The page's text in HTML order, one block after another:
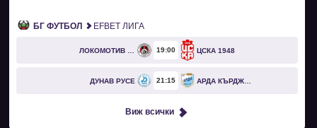
БГ ФУТБОЛ EFBET ЛИГА
19 00 ЦСКА 1948
ДУНАВ РУСЕ 21 15 АРДА КЪРДЖАЛИ
Виж всички